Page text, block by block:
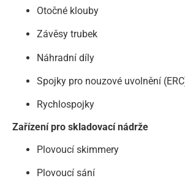
Otočné klouby
Závěsy trubek
Náhradní díly
Spojky pro nouzové uvolnění
Rychlospojky
Zařízení pro skladovací nádrže
Plovoucí skimmery
Plovoucí sání